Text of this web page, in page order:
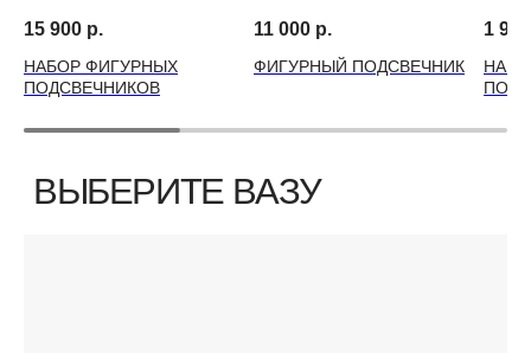
15 900 р.
НАБОР ФИГУРНЫХ
ПОДСВЕЧНИКОВ
11 000 р.
ФИГУРНЫЙ ПОДСВЕЧНИК
1 990